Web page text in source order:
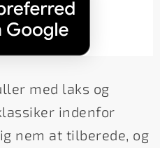
med laks og
indenfor
nem at tilberede, og